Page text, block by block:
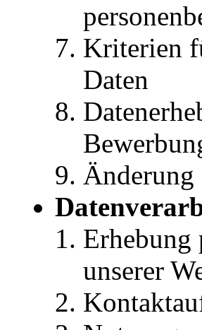
Kriterien
Daten
Änderung
Erhebung
unserer